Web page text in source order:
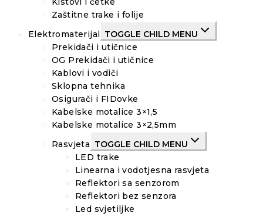
Zaštitne trake i folije
Elektromaterijal
TOGGLE CHILD MENU
Prekidači i utičnice
OG Prekidači i utičnice
Kablovi i vodiči
Sklopna tehnika
Osigurači i FIDovke
Kabelske motalice 3×1,5
Kabelske motalice 3×2,5mm
Rasvjeta TOGGLE CHILD MENU
LED trake
Linearna i vodotjesna rasvjeta
Reflektori sa senzorom
Reflektori bez senzora
Led svjetiljke